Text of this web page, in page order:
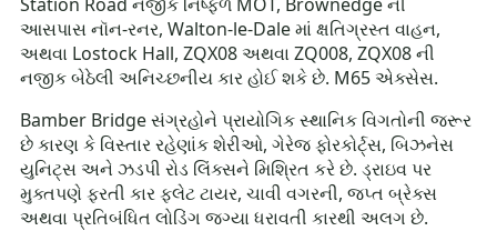
આસપાસ નૉન-રનર, Walton-le-Dale માં ક્ષતિગ્રસ્ત વાહન,
અથવા Lostock Hall, ZQX08 અથવા ZQ008, ZQX08 ની
નજીક બેઠેલી અનિચ્છનીય કાર હોઈ શકે છે. M65 એક્સેસ.
Bamber Bridge સંગ્રહોને પ્રાયોગિક સ્થાનિક વિગતોની જરૂર
છે કારણ કે વિસ્તાર રહેણાંક શેરીઓ, ગેરેજ ફોરકોર્ટ્સ, બિઝનેસ
યુનિટ્સ અને ઝડપી રોડ લિંક્સને મિશ્રિત કરે છે. ડ્રાઇવ પર
મુક્તપણે ફરતી કાર ફ્લેટ ટાયર, ચાવી વગરની, જપ્ત બ્રેક્સ
અથવા પ્રતિબંધિત લોડિંગ જગ્યા ધરાવતી કારથી અલગ છે.